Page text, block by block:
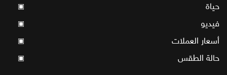
حياة ▣
فيديو ▣
أسعار العملات ▣
حالة الطقس ▣